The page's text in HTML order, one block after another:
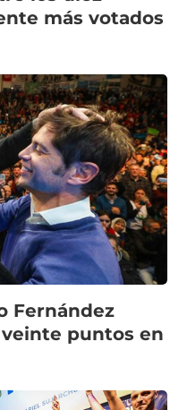
más votados
Fernández
puntos en